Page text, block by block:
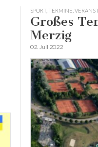
SPORT, TERMINE
Großes
Merzig
02. Juli 2022